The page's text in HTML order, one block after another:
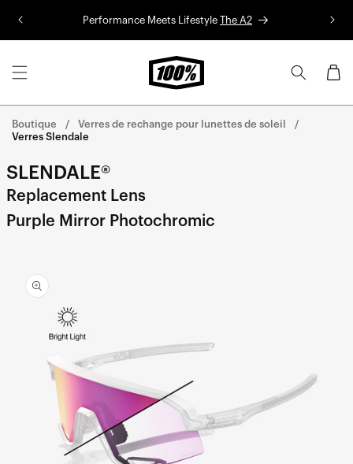
Performance Meets Lifestyle The A2
Panier
Boutique
Verres de rechange pour lunettes de soleil
Verres Slendale
SLENDALE®
Replacement Lens
Purple Mirror Photochromic
informations
sur le